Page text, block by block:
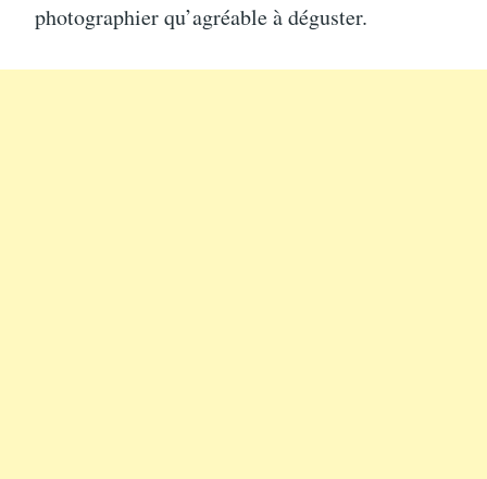
photographier qu’agréable à déguster.